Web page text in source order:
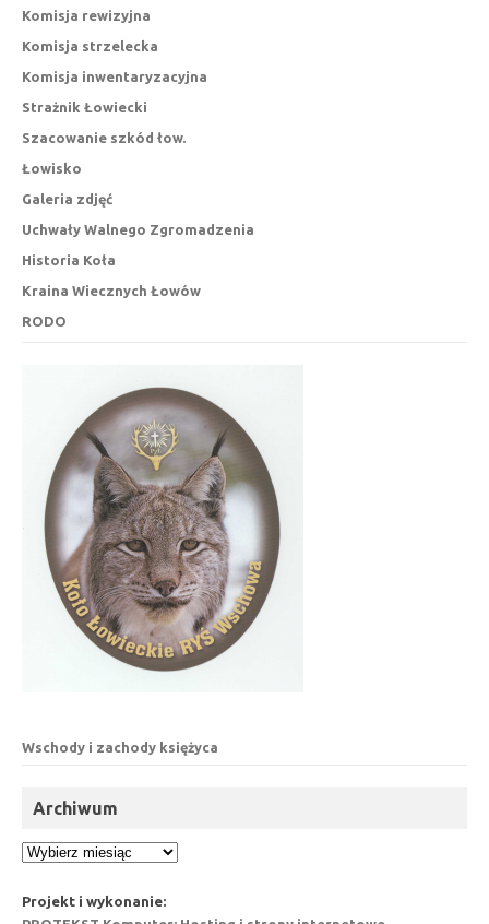
Komisja rewizyjna
Komisja strzelecka
Komisja inwentaryzacyjna
Strażnik Łowiecki
Szacowanie szkód łow.
Łowisko
Galeria zdjęć
Uchwały Walnego Zgromadzenia
Historia Koła
Kraina Wiecznych Łowów
RODO
Wschody i zachody księżyca
Archiwum
Archiwum
Projekt i wykonanie: